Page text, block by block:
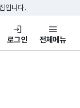
로가기
가기
입니다.
털
로그인 전체메뉴